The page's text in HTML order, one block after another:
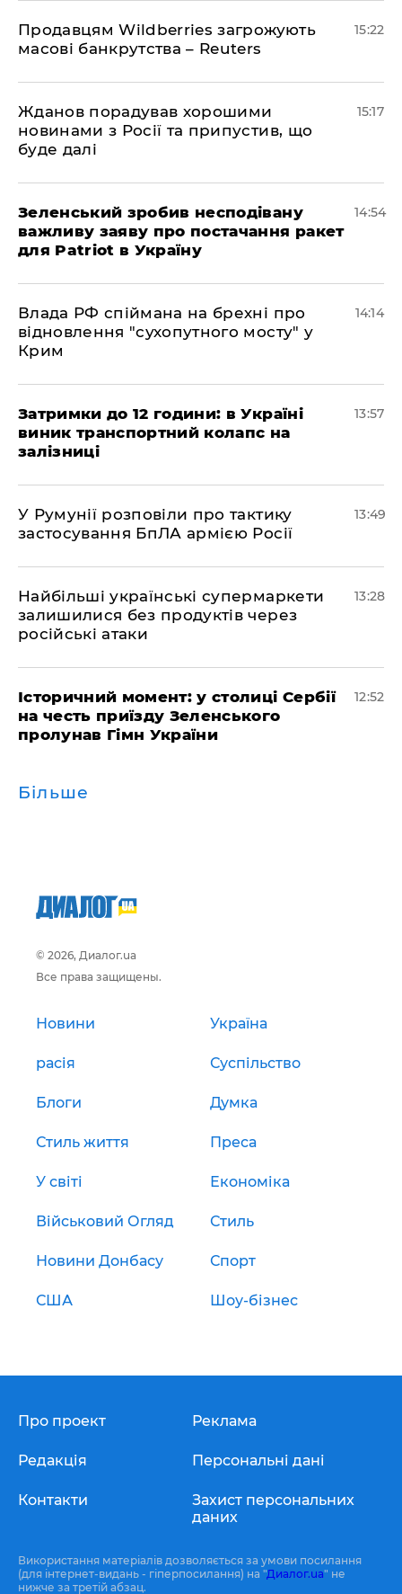
Продавцям Wildberries загрожують
масові банкрутства – Reuters
15:22
Жданов порадував хорошими
новинами з Росії та припустив, що
буде далі
15:17
Зеленський зробив несподівану
важливу заяву про постачання ракет
для Patriot в Україну
14:54
Влада РФ спіймана на брехні про
відновлення "сухопутного мосту" у
Крим
14:14
Затримки до 12 години: в Україні
виник транспортний колапс на
залізниці
13:57
У Румунії розповіли про тактику
застосування БпЛА армією Росії
13:49
Найбільші українські супермаркети
залишилися без продуктів через
російські атаки
13:28
Історичний момент: у столиці Сербії
на честь приїзду Зеленського
пролунав Гімн України
12:52
Більше
© 2026, Диалог.ua
Все права защищены.
Новини Україна
расія Суспільство
Блоги Думка
Стиль життя Преса
У світі Економіка
Військовий Огляд Стиль
Новини Донбасу Спорт
США Шоу-бізнес
Про проект
Редакція
Контакти
Реклама
Персональні дані
Захист персональних
даних
Використання матеріалів дозволяється за умови посилання
(для інтернет-видань - гіперпосилання) на "Диалог.ua" не
нижче за третій абзац.